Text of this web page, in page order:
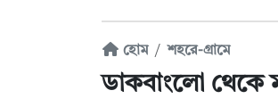
হোম শহরে-গ্রামে
ডাকবাংলো থেকে